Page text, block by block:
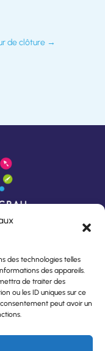
des technologies telles
des appareils.
de traiter des
ou les ID uniques sur ce
peut avoir un
de clôture →
d’ouverture :
au vendredi,
à 12h00
à 17h00